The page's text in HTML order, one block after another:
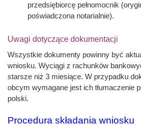
przedsiębiorcę pełnomocnik
poświadczona notarialnie).
Uwagi dotyczące dokumentacji
Wszystkie dokumenty powinny być
wniosku. Wyciągi z rachunków
starsze niż 3 miesiące. W przypadku
obcym wymagane jest ich tłumaczenie
polski.
Procedura składania wniosku